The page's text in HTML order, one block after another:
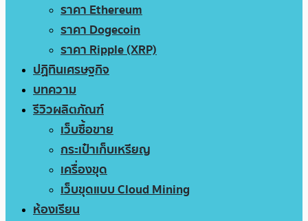
ราคา Ethereum
ราคา Dogecoin
ราคา Ripple (XRP)
ปฏิทินเศรษฐกิจ
บทความ
รีวิวผลิตภัณฑ์
เว็บซื้อขาย
กระเป๋าเก็บเหรียญ
เครื่องขุด
เว็บขุดแบบ Cloud Mining
ห้องเรียน